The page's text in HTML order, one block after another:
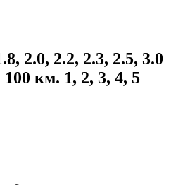
2.0, 2.2, 2.3, 2.5, 3.0
км. 1, 2, 3, 4, 5